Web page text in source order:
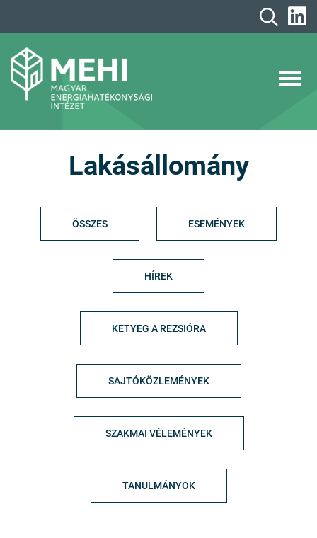
Lakásállomány
ÖSSZES ESEMÉNYEK
HÍREK
KETYEG A REZSIÓRA
SAJTÓKÖZLEMÉNYEK
SZAKMAI VÉLEMÉNYEK
TANULMÁNYOK